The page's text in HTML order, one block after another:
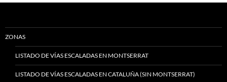
ZONAS
LISTADO DE VÍAS ESCALADAS EN MONTSERRAT
LISTADO DE VÍAS ESCALADAS EN CATALUÑA (SIN MONTSERRAT)